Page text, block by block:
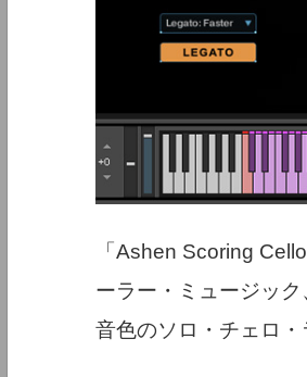
「Ashen Scoring
ーラー・ミュージッ
音色のソロ・チェロ・